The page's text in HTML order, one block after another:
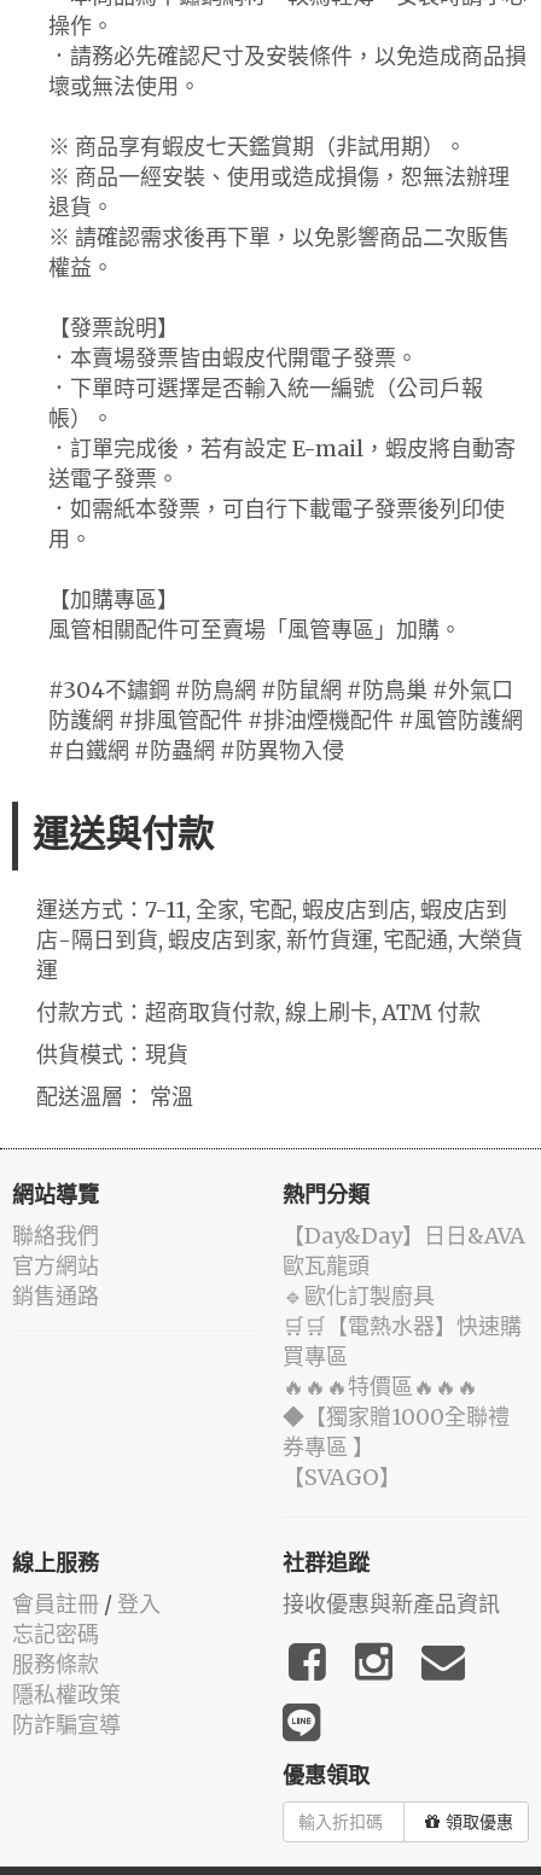
操作。
．請務必先確認尺寸及安裝條件，以免造成商品損
壞或無法使用。
※ 商品享有蝦皮七天鑑賞期（非試用期）。
※ 商品一經安裝、使用或造成損傷，恕無法辦理
退貨。
※ 請確認需求後再下單，以免影響商品二次販售
權益。
【發票說明】
．本賣場發票皆由蝦皮代開電子發票。
．下單時可選擇是否輸入統一編號（公司戶報
帳）。
．訂單完成後，若有設定 E-mail，蝦皮將自動寄
送電子發票。
．如需紙本發票，可自行下載電子發票後列印使
用。
【加購專區】
風管相關配件可至賣場「風管專區」加購。
#304不鏽鋼 #防鳥網 #防鼠網 #防鳥巢 #外氣口
防護網 #排風管配件 #排油煙機配件 #風管防護網
#白鐵網 #防蟲網 #防異物入侵
運送與付款
運送方式：7-11, 全家, 宅配, 蝦皮店到店, 蝦皮店到
店-隔日到貨, 蝦皮店到家, 新竹貨運, 宅配通, 大榮貨
運
付款方式：超商取貨付款, 線上刷卡, ATM 付款
供貨模式：現貨
配送溫層： 常溫
網站導覽
聯絡我們
官方網站
銷售通路
熱門分類
️【Day&Day】️日日&AVA
歐瓦龍頭
🔹歐化訂製廚具
🛒🛒【電熱水器】快速購
買專區
🔥🔥🔥特價區🔥🔥🔥
◆【獨家贈1000全聯禮
券專區 】
️【SVAGO】️
線上服務
會員註冊 / 登入
忘記密碼
服務條款
隱私權政策
防詐騙宣導
社群追蹤
接收優惠與新產品資訊
優惠領取
領取優惠